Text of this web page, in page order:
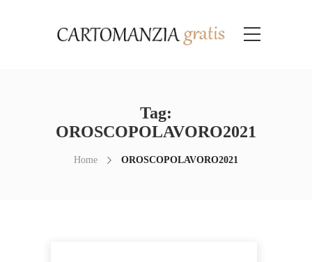
Tag:
OROSCOPOLAVORO2021
Home OROSCOPOLAVORO2021